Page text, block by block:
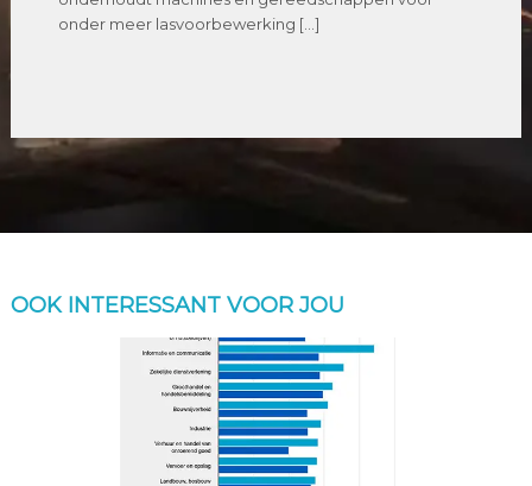
onder meer lasvoorbewerking […]
OOK INTERESSANT VOOR JOU